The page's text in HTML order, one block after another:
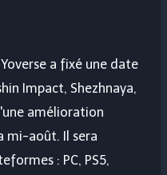
a fixé une date
Impact, Shezhnaya,
amélioration
mi-août. Il sera
: PC, PS5,